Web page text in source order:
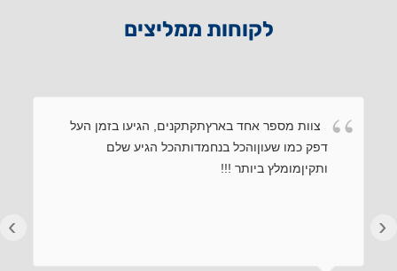
לקוחות ממליצים
צוות מספר אחד בארץתקתקנים, הגיעו בזמן העל
דפק כמו שעוןוהכל בנחמדותהכל הגיע שלם
ותקיןמומלץ ביותר !!!
‹
›